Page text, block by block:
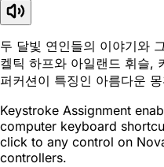
두 달빛 연인들의 이야기와
켈틱 하프와 아일랜드 휘슬,
퍼커션이 특징인 아름다운
Keystroke Assignment
computer keyboard
click to any control on
controllers.